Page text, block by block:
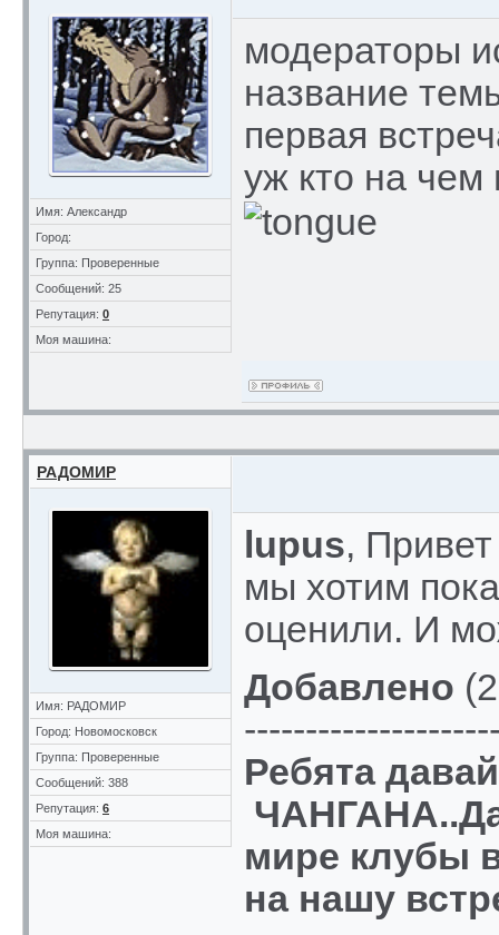
Имя: Александр
Город:
Группа: Проверенные
Сообщений: 25
Репутация: 0
Моя машина:
модераторы
название
первая
уж кто на
РАДОМИР
Имя: РАДОМИР
Город: Новомосковск
Группа: Проверенные
Сообщений: 388
Репутация: 6
Моя машина:
lupus,
мы хотим
оценили. И
Добавлено
Ребята
мире клубы
на нашу